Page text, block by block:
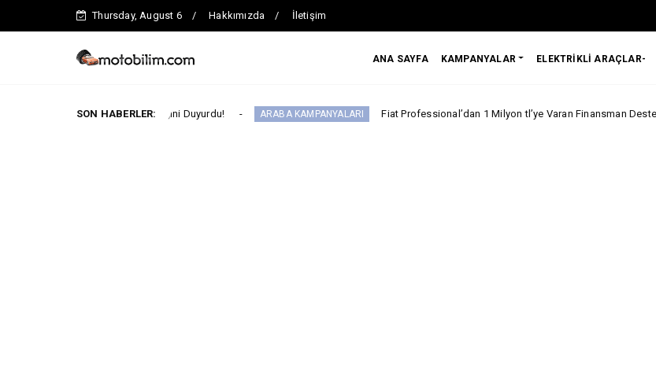
Thursday, August 6 Hakkımızda İletişim
ANA SAYFA KAMPANYALAR ELEKTRİKLİ ARAÇLAR-
SON HABERLER:
ile Global İş Birliğini Duyurdu! ARABA KAMPANYALARI Fiat Professional’dan 1 Milyon tl’ye Varan Finansman Desteği! Skywell